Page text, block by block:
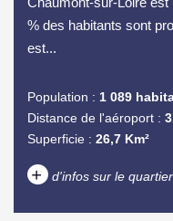
% des habitants sont
est...
Population : 1 089
Distance de l'aéroport :
Superficie : 26,7 Km²
+ d'infos sur le quartier